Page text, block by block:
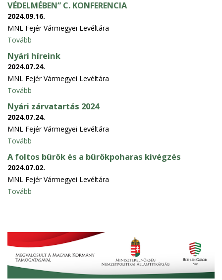
VÉDELMÉBEN” C. KONFERENCIA
2024.09.16.
MNL Fejér Vármegyei Levéltára
Tovább
Nyári híreink
2024.07.24.
MNL Fejér Vármegyei Levéltára
Tovább
Nyári zárvatartás 2024
2024.07.24.
MNL Fejér Vármegyei Levéltára
Tovább
A foltos bürök és a bürökpoharas kivégzés
2024.07.02.
MNL Fejér Vármegyei Levéltára
Tovább